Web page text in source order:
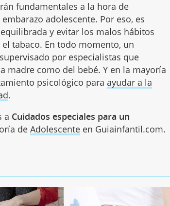
fundamentales a la hora de
adolescente. Por eso, es
y evitar los malos hábitos
tabaco. En todo momento, un
por especialistas que
madre como del bebé. Y en la mayoría
psicológico para ayudar a la
.
a Cuidados especiales para un
deAdolescente en Guiainfantil.com.